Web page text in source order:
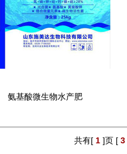
氨基酸微生物水产肥
共有[ 1 ]页 [ 3